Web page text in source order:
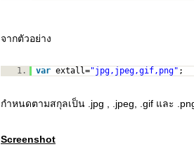
จากตัวอย่าง
1. var extall="jpg,jpeg,gif,png" ;
กำหนดตามสกุลเป็น .jpg , .jpeg, .gif และ
Screenshot